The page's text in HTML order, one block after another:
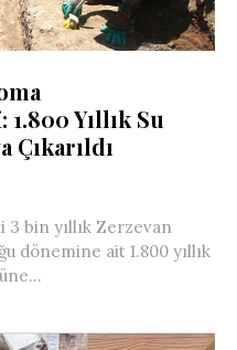
Yıllık Su
Çıkarıldı
3 bin yıllık Zerzevan
dönemine ait 1.800 yıllık